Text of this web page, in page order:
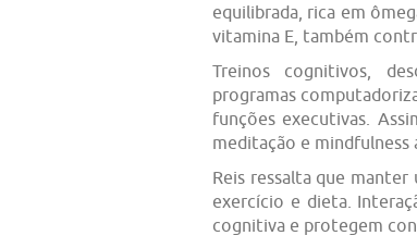
equilibrada, rica em
vitamina E, também
Treinos cognitivos,
programas
funções executivas.
meditação e mindfulness
Reis ressalta que
exercício e dieta.
cognitiva e protegem